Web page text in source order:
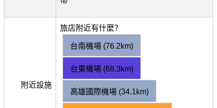
附近設施
旅店附近有什麼？
台南機場 (76.2km)
台東機場 (68.3km)
高雄國際機場 (34.1km)